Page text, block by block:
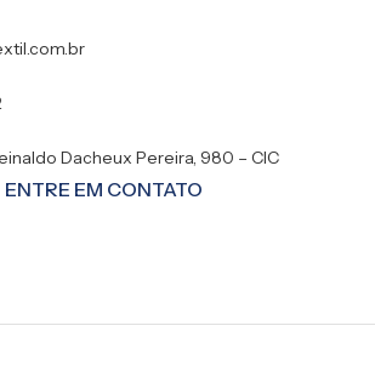
Dacheux Pereira, 980 – CIC
ENTRE EM CONTATO